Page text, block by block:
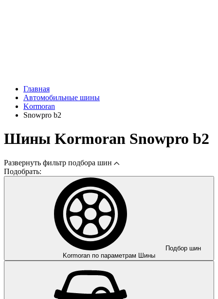
Главная
Автомобильные шины
Kormoran
Snowpro b2
Шины Kormoran Snowpro b2
Развернуть фильтр подбора шин
Подобрать:
Подбор шин
Kormoran по параметрам
Шины